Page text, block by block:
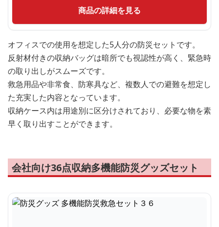
商品の詳細を見る
オフィスでの使用を想定した5人分の防災セットです。
反射材付きの収納バッグは暗所でも視認性が高く、緊急時
の取り出しがスムーズです。
救急用品や非常食、防寒具など、複数人での避難を想定し
た充実した内容となっています。
収納ケース内は用途別に区分けされており、必要な物を素
早く取り出すことができます。
会社向け36点収納多機能防災グッズセット